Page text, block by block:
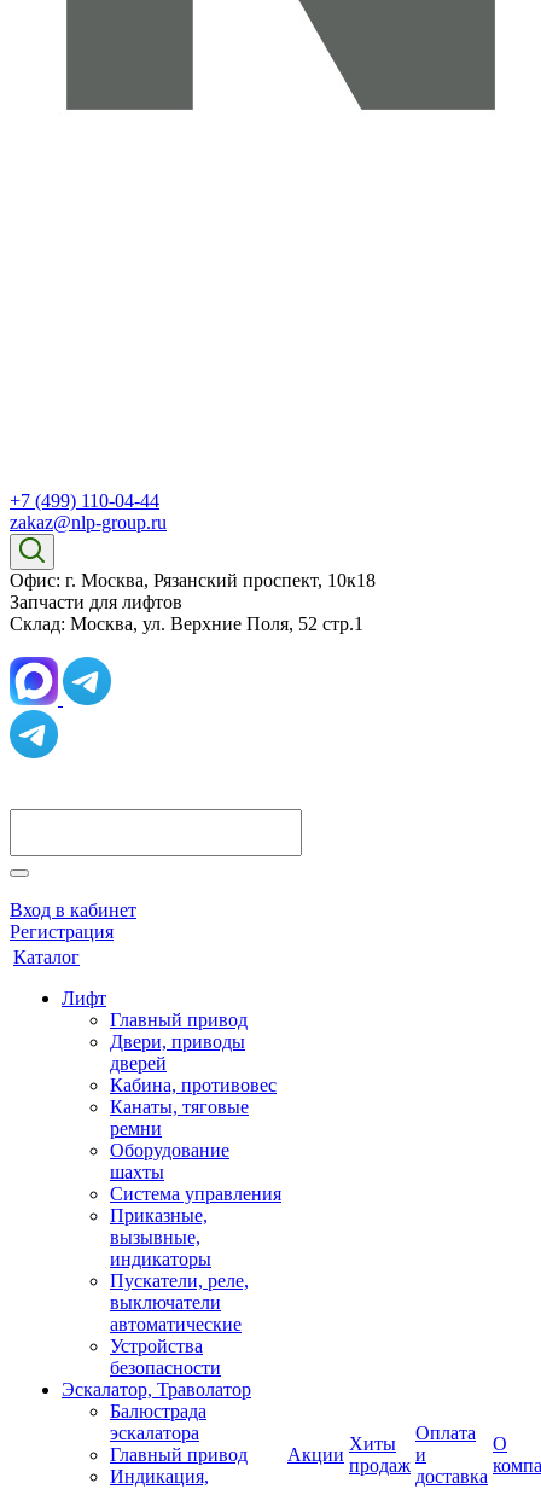
+7 (499) 110-04-44
zakaz@nlp-group.ru
Офис: г. Москва, Рязанский проспект, 10к18
Запчасти для лифтов
Склад: Москва, ул. Верхние Поля, 52 стр.1
Вход в кабинет
Регистрация
Каталог
Лифт
Главный привод
Двери, приводы
дверей
Кабина, противовес
Канаты, тяговые
ремни
Оборудование
шахты
Система управления
Приказные,
вызывные,
индикаторы
Пускатели, реле,
выключатели
автоматические
Устройства
безопасности
Эскалатор, Траволатор
Балюстрада
эскалатора
Главный привод
Индикация,
Акции
Хиты
продаж
Оплата
и
доставка
О